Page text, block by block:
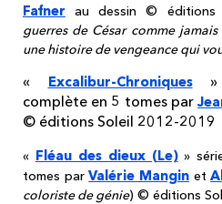
Fafner au dessin © éditions
guerres de César comme
une histoire de vengeance qui
« Excalibur-Chroniques
complète en 5 tomes par
© éditions Soleil 2012-2019
« Fléau des dieux (Le)» série
tomes parValérie Manginet
coloriste de génie) © éditions